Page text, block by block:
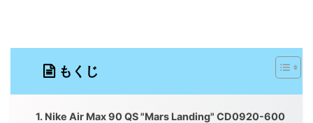
もくじ
Nike Air Max 90 QS "Mars Landing" CD0920-600